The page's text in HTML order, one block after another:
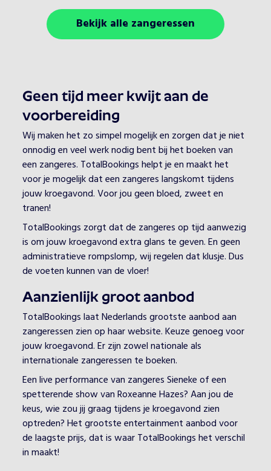
Bekijk alle zangeressen
Geen tijd meer kwijt aan de
voorbereiding
Wij maken het zo simpel mogelijk en zorgen dat je niet
onnodig en veel werk nodig bent bij het boeken van
een zangeres. TotalBookings helpt je en maakt het
voor je mogelijk dat een zangeres langskomt tijdens
jouw kroegavond. Voor jou geen bloed, zweet en
tranen!
TotalBookings zorgt dat de zangeres op tijd aanwezig
is om jouw kroegavond extra glans te geven. En geen
administratieve rompslomp, wij regelen dat klusje. Dus
de voeten kunnen van de vloer!
Aanzienlijk groot aanbod
TotalBookings laat Nederlands grootste aanbod aan
zangeressen zien op haar website. Keuze genoeg voor
jouw kroegavond. Er zijn zowel nationale als
internationale zangeressen te boeken.
Een live performance van zangeres Sieneke of een
spetterende show van Roxeanne Hazes? Aan jou de
keus, wie zou jij graag tijdens je kroegavond zien
optreden? Het grootste entertainment aanbod voor
de laagste prijs, dat is waar TotalBookings het verschil
in maakt!